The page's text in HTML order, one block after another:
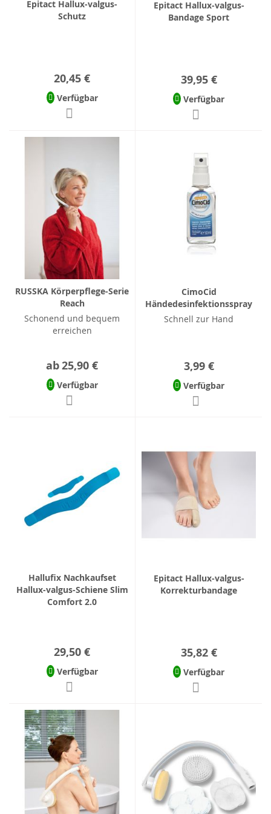
Epitact Hallux-valgus-
Schutz
20,45 €
Verfügbar
Epitact Hallux-valgus-
Bandage Sport
39,95 €
Verfügbar
RUSSKA Körperpflege-Serie
Reach
Schonend und bequem
erreichen
ab25,90 €
Verfügbar
CimoCid
Händedesinfektionsspray
Schnell zur Hand
3,99 €
Verfügbar
Hallufix Nachkaufset
Hallux-valgus-Schiene Slim
Comfort 2.0
29,50 €
Verfügbar
Epitact Hallux-valgus-
Korrekturbandage
35,82 €
Verfügbar